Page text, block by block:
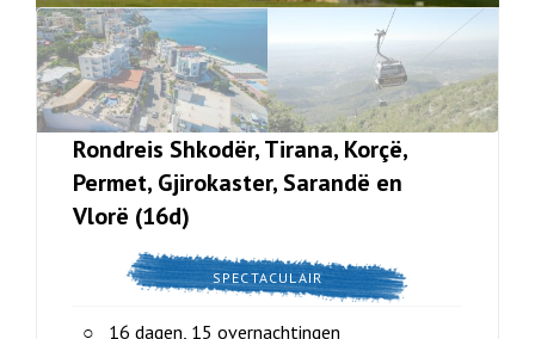
Rondreis Shkodër, Tirana, Korçë,
Permet, Gjirokaster, Sarandë en
Vlorë (16d)
SPECTACULAIR
16 dagen, 15 overnachtingen